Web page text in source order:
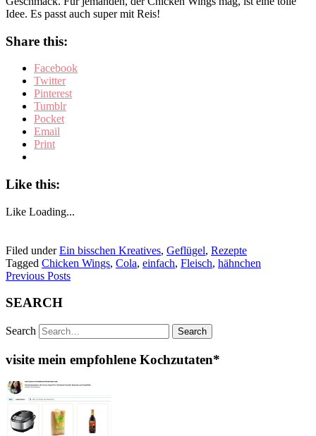
Idee. Es passt auch super mit Reis!
Share this:
Facebook
Twitter
Pinterest
Tumblr
Pocket
Email
Print
Like this:
Like Loading...
Filed underEin bisschen Kreatives, Geflügel, Rezepte
Tagged Chicken Wings, Cola, einfach, Fleisch, hähnchen
Previous Posts
SEARCH
Search
visite mein empfohlene Kochzutaten*